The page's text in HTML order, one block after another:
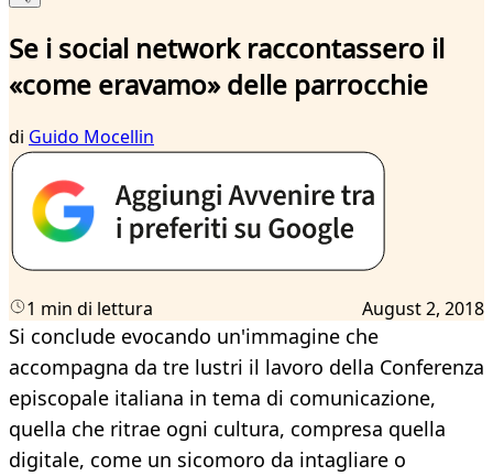
Se i social network raccontassero il
«come eravamo» delle parrocchie
di Guido Mocellin
1 min di lettura August 2, 2018
Si conclude evocando un'immagine che
accompagna da tre lustri il lavoro della Conferenza
episcopale italiana in tema di comunicazione,
quella che ritrae ogni cultura, compresa quella
digitale, come un sicomoro da intagliare o